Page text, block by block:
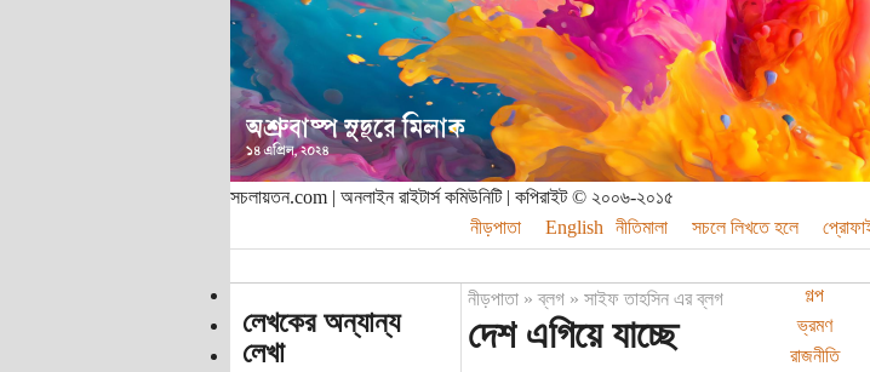
সচলায়তন.com | অনলাইন রাইটার্স কমিউনিটি | কপিরাইট © ২০০৬-২০১৫
নীড়পাতা
English নীতিমালা সচলে লিখতে হলে
গল্প
ভ্রমণ
রাজনীতি
লেখকের অন্যান্য
লেখা
নীড়পাতা»ব্লগ» সাইফ তাহসিন এর ব্লগ
দেশ এগিয়ে যাচ্ছে